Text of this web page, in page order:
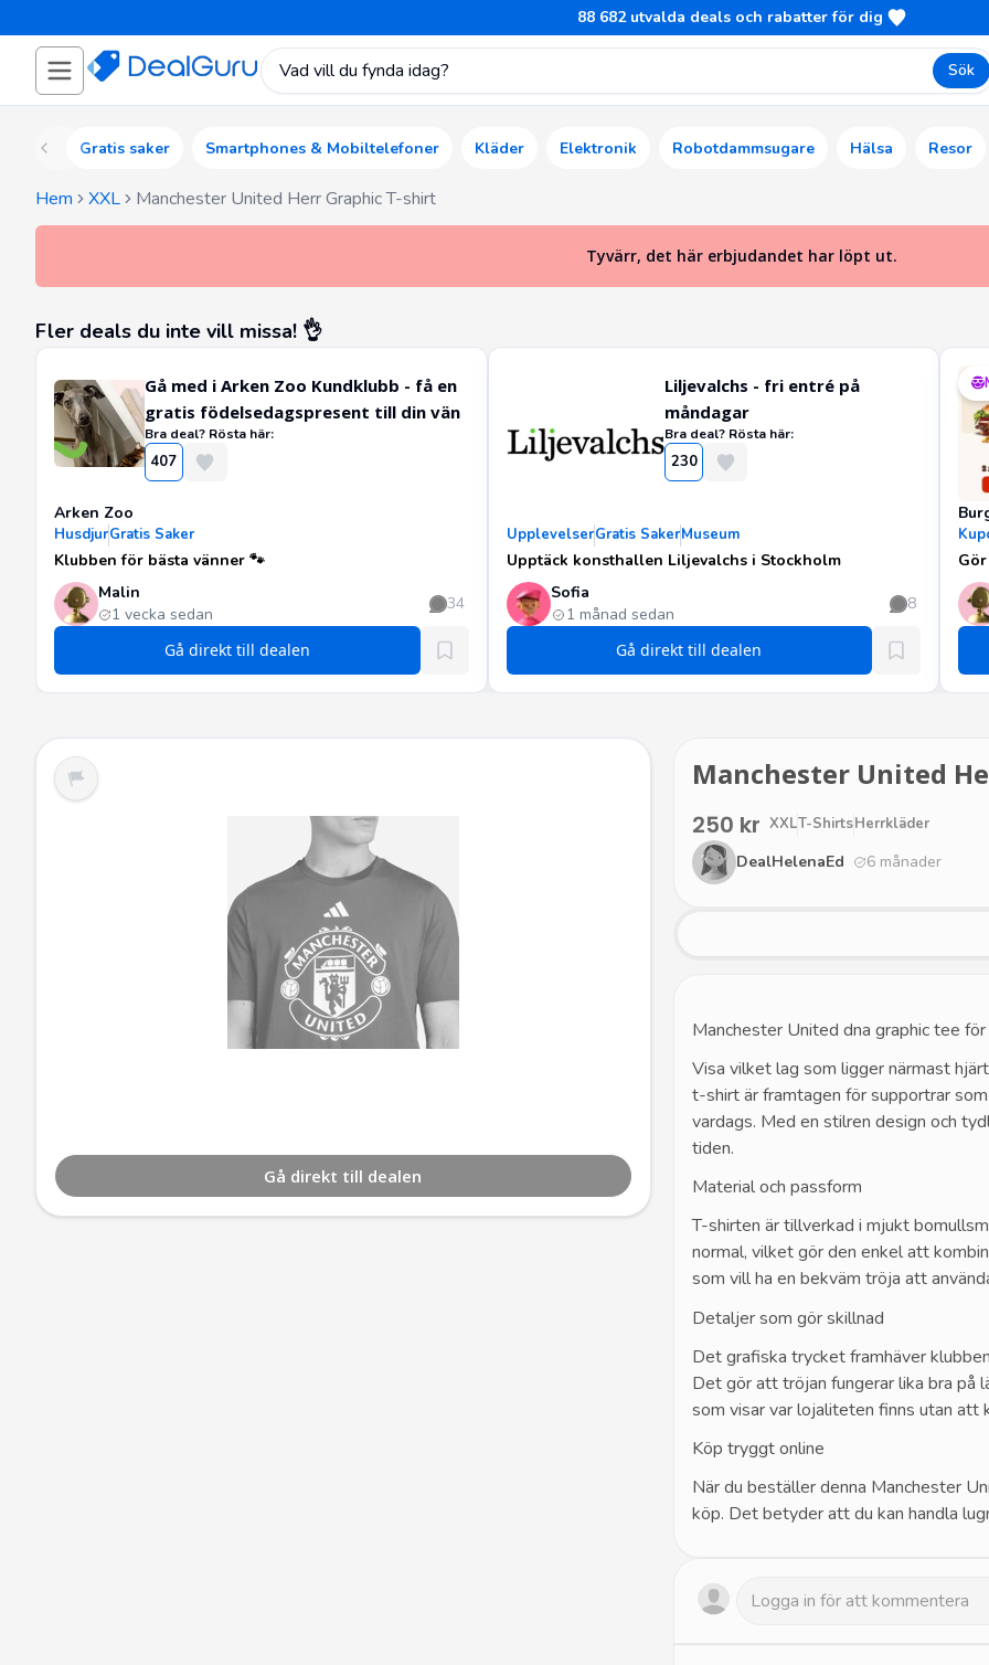
88 682 utvalda deals och rabatter för dig
Sök
Gratis saker Smartphones & Mobiltelefoner Kläder Elektronik Robotdammsugare Hälsa Resor
Hem XXL Manchester United Herr Graphic T-shirt
Tyvärr, det här erbjudandet har löpt ut.
Fler deals du inte vill missa! 👌
Gå med i Arken Zoo Kundklubb - få en
gratis födelsedagspresent till din vän
Bra deal? Rösta här:
407
Arken Zoo
Malin
1 vecka sedan
34
Klubben för bästa vänner 🐾
HusdjurGratis Saker
Gå direkt till dealen
Liljevalchs - fri entré på
måndagar
Bra deal? Rösta här:
230
Sofia
1 månad sedan
8
Upptäck konsthallen Liljevalchs i Stockholm
UpplevelserGratis SakerMuseum
Gå direkt till dealen
Gå direkt till dealen
Manchester United
250 kr XXLT-ShirtsHerrkläder
DealHelenaEd 6 månader
Manchester United dna graphic tee
Visa vilket lag som ligger närmast
t-shirt är framtagen för supportrar
vardags. Med en stilren design och
tiden.
Material och passform
T-shirten är tillverkad i mjukt
normal, vilket gör den enkel att
som vill ha en bekväm tröja att
Detaljer som gör skillnad
Det grafiska trycket framhäver
Det gör att tröjan fungerar lika bra på
som visar var lojaliteten finns utan att
Köp tryggt online
När du beställer denna Manchester
köp. Det betyder att du kan handla